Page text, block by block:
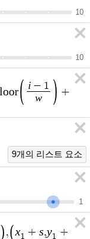
10
10
oor
i − 1
w
+
9개의 리스트 요소
1
, x1 + s,y1 + s ,